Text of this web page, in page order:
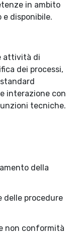
in ambito
disponibile.
attività di
dei processi,
interazione con
tecniche.
della
delle procedure
non conformità